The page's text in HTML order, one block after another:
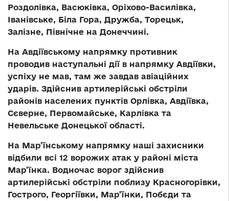
Роздолівка, Васюківка, Оріхово-Василівка,
Іванівське, Біла Гора, Дружба, Торецьк,
Залізне, Північне на Донеччині.
На Авдіївському напрямку противник
проводив наступальні дії в напрямку Авдіївки,
успіху не мав, там же завдав авіаційних
ударів. Здійснив артилерійські обстріли
районів населених пунктів Орлівка, Авдіївка,
Сєверне, Первомайське, Карлівка та
Невельське Донецької області.
На Мар’їнському напрямку наші захисники
відбили всі 12 ворожих атак у районі міста
Мар’їнка. Водночас ворог здійснив
артилерійські обстріли поблизу Красногорівки,
Гострого, Георгіївки, Мар’їнки, Побєди та